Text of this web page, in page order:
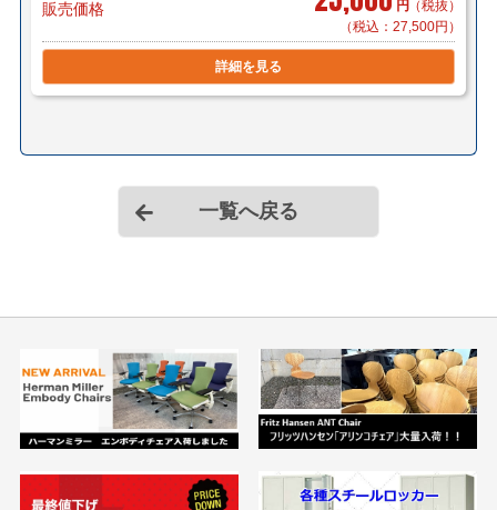
販売価格 円 （税抜）
（税込：27,500円）
詳細を見る
一覧へ戻る